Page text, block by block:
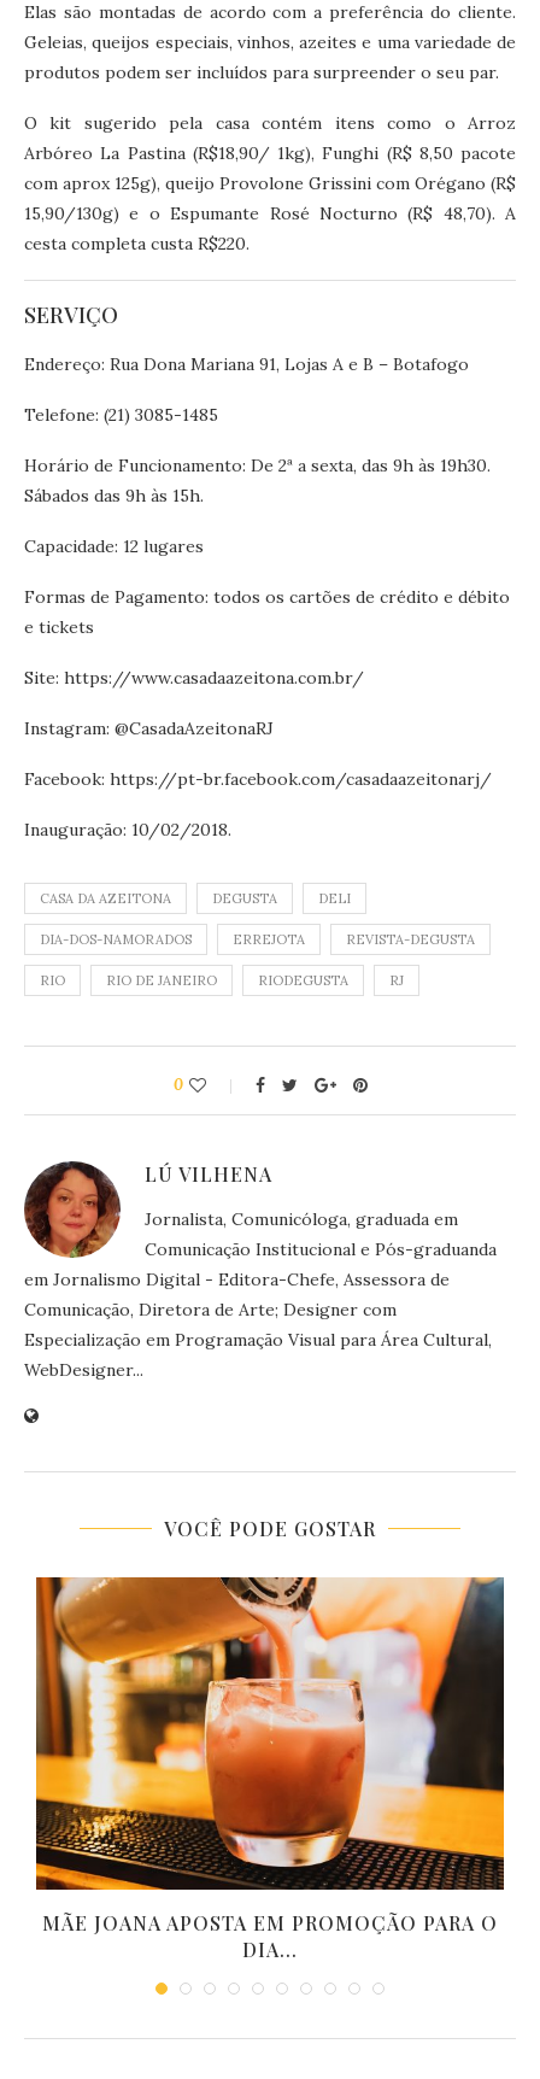
Elas são montadas de acordo com a preferência do cliente.
Geleias, queijos especiais, vinhos, azeites e uma variedade de
produtos podem ser incluídos para surpreender o seu par.
O kit sugerido pela casa contém itens como o Arroz
Arbóreo La Pastina (R$18,90/ 1kg), Funghi (R$ 8,50 pacote
com aprox 125g), queijo Provolone Grissini com Orégano (R$
15,90/130g) e o Espumante Rosé Nocturno (R$ 48,70). A
cesta completa custa R$220.
SERVIÇO
Endereço: Rua Dona Mariana 91, Lojas A e B – Botafogo
Telefone: (21) 3085-1485
Horário de Funcionamento: De 2ª a sexta, das 9h às 19h30.
Sábados das 9h às 15h.
Capacidade: 12 lugares
Formas de Pagamento: todos os cartões de crédito e débito
e tickets
Site: https://www.casadaazeitona.com.br/
Instagram: @CasadaAzeitonaRJ
Facebook: https://pt-br.facebook.com/casadaazeitonarj/
Inauguração: 10/02/2018.
CASA DA AZEITONA DEGUSTA DELI
DIA-DOS-NAMORADOS ERREJOTA REVISTA-DEGUSTA
RIO RIO DE JANEIRO RIODEGUSTA RJ
0
LÚ VILHENA
Jornalista, Comunicóloga, graduada em
Comunicação Institucional e Pós-graduanda
em Jornalismo Digital - Editora-Chefe, Assessora de
Comunicação, Diretora de Arte; Designer com
Especialização em Programação Visual para Área Cultural,
WebDesigner...
VOCÊ PODE GOSTAR
MÃE JOANA APOSTA EM PROMOÇÃO PARA O
DIA...